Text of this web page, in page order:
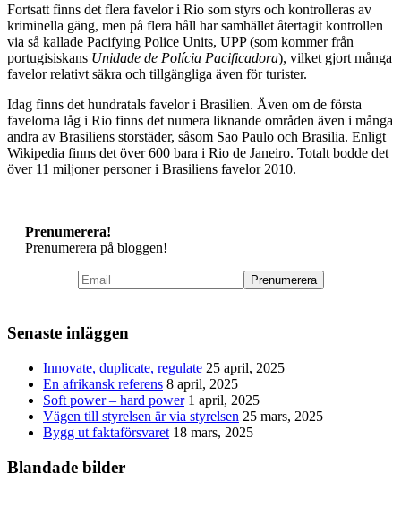
Fortsatt finns det flera favelor i Rio som styrs och kontrolleras av
kriminella gäng, men på flera håll har samhället återtagit kontrollen
via så kallade Pacifying Police Units, UPP (som kommer från
portugisiskans Unidade de Polícia Pacificadora), vilket gjort många
favelor relativt säkra och tillgängliga även för turister.
Idag finns det hundratals favelor i Brasilien. Även om de första
favelorna låg i Rio finns det numera liknande områden även i många
andra av Brasiliens storstäder, såsom Sao Paulo och Brasilia. Enligt
Wikipedia finns det över 600 bara i Rio de Janeiro. Totalt bodde det
över 11 miljoner personer i Brasiliens favelor 2010.
Prenumerera!
Prenumerera på bloggen!
Senaste inläggen
Innovate, duplicate, regulate 25 april, 2025
En afrikansk referens 8 april, 2025
Soft power – hard power 1 april, 2025
Vägen till styrelsen är via styrelsen 25 mars, 2025
Bygg ut faktaförsvaret 18 mars, 2025
Blandade bilder